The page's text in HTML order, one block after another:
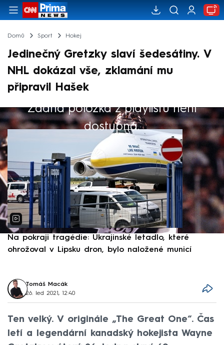
Domů Sport Hokej
Jedinečný Gretzky slaví šedesátiny. V
NHL dokázal vše, zklamání mu
připravil Hašek
Žádná položka z playlistu není
dostupná.
Výběr redakce
Na pokraji tragédie: Ukrajinské letadlo, které
ohrožoval v Lipsku dron, bylo naložené municí
Tomáš Macák
26. led 2021, 12:40
Ten velký. V originále „The Great One“. Čas
letí a legendární kanadský hokejista Wayne